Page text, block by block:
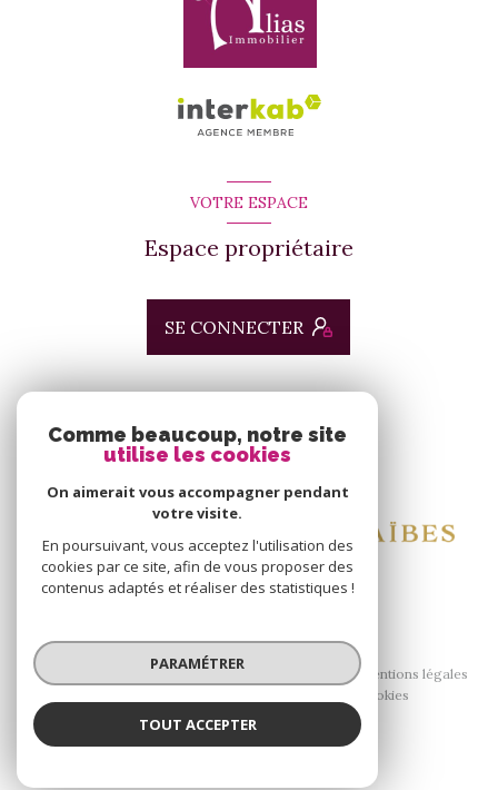
VOTRE ESPACE
Espace propriétaire
SE CONNECTER
Nous adhérons
© 2026 | Tous droits réservés
Nos honoraires
Nos partenaires
Mentions légales
Cookies
Comme beaucoup, notre site
utilise les cookies
On aimerait vous accompagner pendant
votre visite.
En poursuivant, vous acceptez l'utilisation des
cookies par ce site, afin de vous proposer des
contenus adaptés et réaliser des statistiques !
PARAMÉTRER
TOUT ACCEPTER